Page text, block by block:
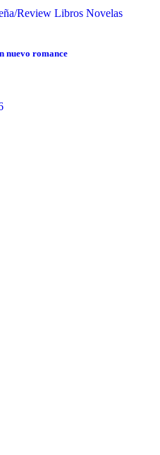
Review Libros Novelas
nuevo romance